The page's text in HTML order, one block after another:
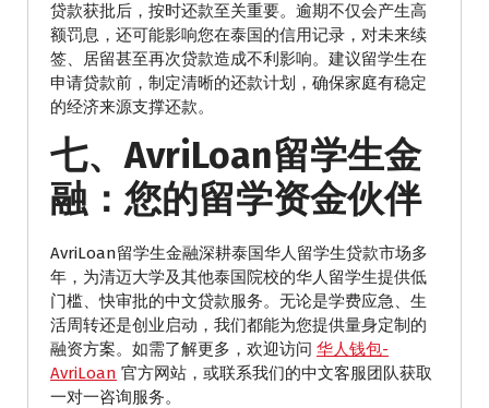
贷款获批后，按时还款至关重要。逾期不仅会产生高
额罚息，还可能影响您在泰国的信用记录，对未来续
签、居留甚至再次贷款造成不利影响。建议留学生在
申请贷款前，制定清晰的还款计划，确保家庭有稳定
的经济来源支撑还款。
七、AvriLoan留学生金
融：您的留学资金伙伴
AvriLoan留学生金融深耕泰国华人留学生贷款市场多
年，为清迈大学及其他泰国院校的华人留学生提供低
门槛、快审批的中文贷款服务。无论是学费应急、生
活周转还是创业启动，我们都能为您提供量身定制的
融资方案。如需了解更多，欢迎访问 华人钱包-
AvriLoan 官方网站，或联系我们的中文客服团队获取
一对一咨询服务。